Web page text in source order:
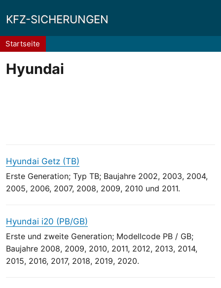
KFZ-SICHERUNGEN
Pfadnavigation
Startseite
Hyundai
Hyundai Getz (TB)
Erste Generation; Typ TB; Baujahre 2002, 2003, 2004,
2005, 2006, 2007, 2008, 2009, 2010 und 2011.
Hyundai i20 (PB/GB)
Erste und zweite Generation; Modellcode PB / GB;
Baujahre 2008, 2009, 2010, 2011, 2012, 2013, 2014,
2015, 2016, 2017, 2018, 2019, 2020.